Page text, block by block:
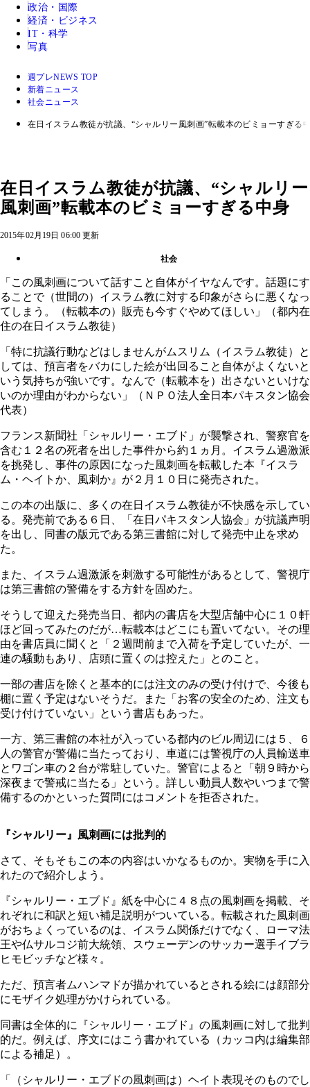
政治・国際
経済・ビジネス
IT・科学
写真
週プレNEWS TOP
新着ニュース
社会ニュース
在日イスラム教徒が抗議、“シャルリー風刺画”転載本のビミョーすぎる
在日イスラム教徒が抗議、“シャルリー
風刺画”転載本のビミョーすぎる中身
2015年02月19日 06:00 更新
社会
「この風刺画について話すこと自体がイヤなんです。話題にす
ることで（世間の）イスラム教に対する印象がさらに悪くなっ
てしまう。（転載本の）販売も今すぐやめてほしい」（都内在
住の在日イスラム教徒）
「特に抗議行動などはしませんがムスリム（イスラム教徒）と
しては、預言者をバカにした絵が出回ること自体がよくないと
いう気持ちが強いです。なんで（転載本を）出さないといけな
いのか理由がわからない」（ＮＰＯ法人全日本パキスタン協会
代表）
フランス新聞社「シャルリー・エブド」が襲撃され、警察官を
含む１２名の死者を出した事件から約１ヵ月。イスラム過激派
を挑発し、事件の原因になった風刺画を転載した本『イスラ
ム・ヘイトか、風刺か』が２月１０日に発売された。
この本の出版に、多くの在日イスラム教徒が不快感を示してい
る。発売前である６日、「在日パキスタン人協会」が抗議声明
を出し、同書の版元である第三書館に対して発売中止を求め
た。
また、イスラム過激派を刺激する可能性があるとして、警視庁
は第三書館の警備をする方針を固めた。
そうして迎えた発売当日、都内の書店を大型店舗中心に１０軒
ほど回ってみたのだが…転載本はどこにも置いてない。その理
由を書店員に聞くと「２週間前まで入荷を予定していたが、一
連の騒動もあり、店頭に置くのは控えた」とのこと。
一部の書店を除くと基本的には注文のみの受け付けで、今後も
棚に置く予定はないそうだ。また「お客の安全のため、注文も
受け付けていない」という書店もあった。
一方、第三書館の本社が入っている都内のビル周辺には５、６
人の警官が警備に当たっており、車道には警視庁の人員輸送車
とワゴン車の２台が常駐していた。警官によると「朝９時から
深夜まで警戒に当たる」という。詳しい動員人数やいつまで警
備するのかといった質問にはコメントを拒否された。
『シャルリー』風刺画には批判的
さて、そもそもこの本の内容はいかなるものか。実物を手に入
れたので紹介しよう。
『シャルリー・エブド』紙を中心に４８点の風刺画を掲載、そ
れぞれに和訳と短い補足説明がついている。転載された風刺画
がおちょくっているのは、イスラム関係だけでなく、ローマ法
王や仏サルコジ前大統領、スウェーデンのサッカー選手イブラ
ヒモビッチなど様々。
ただ、預言者ムハンマドが描かれているとされる絵には顔部分
にモザイク処理がかけられている。
同書は全体的に『シャルリー・エブド』の風刺画に対して批判
的だ。例えば、序文にはこう書かれている（カッコ内は編集部
による補足）。
「（シャルリー・エブドの風刺画は）ヘイト表現そのものでし